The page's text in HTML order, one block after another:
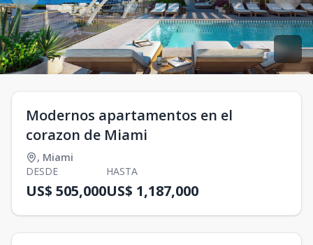
Modernos apartamentos en el
corazon de Miami
, Miami
DESDE
US$ 505,000
HASTA
US$ 1,187,000